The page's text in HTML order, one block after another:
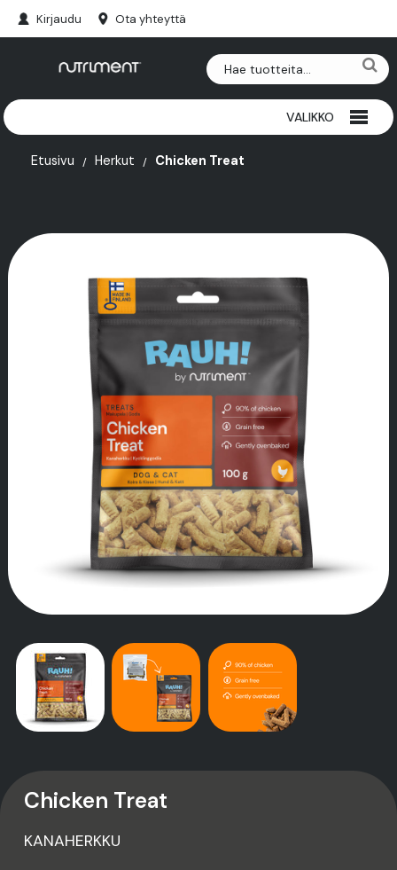
Kirjaudu Ota yhteyttä
VALIKKO
RIISTAPURULUUT
PAKASTEET
SARVET
LISÄRAVINTEET
TARINAMME
Etusivu Herkut Chicken Treat
Chicken Treat
KANAHERKKU